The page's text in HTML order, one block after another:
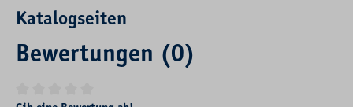
Katalogseiten
Bewertungen (0)